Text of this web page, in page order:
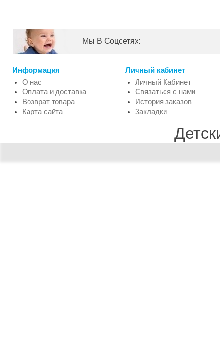
Мы В Соцсетях:
Информация
О нас
Оплата и доставка
Возврат товара
Карта сайта
Личный кабинет
Личный Кабинет
Связаться с нами
История заказов
Закладки